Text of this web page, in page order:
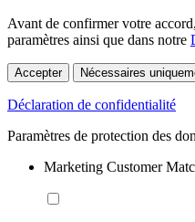
Avant de confirmer votre
paramètres ainsi que dans notre
Accepter Nécessaires
Déclaration de confidentialité
Paramètres de protection des
Marketing Customer